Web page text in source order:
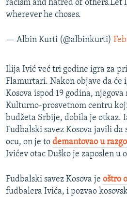
racism and hatred of others.Let
wherever he choses.
— Albin Kurti (@albinkurti)
Ilija Ivić već tri godine igra za
Flamurtari. Nakon objave da će
Kosova ispod 19 godina,
Kulturno-prosvetnom centru
budžeta Srbije, dobila je otkaz.
Fudbalski savez Kosova javili da
ocu, on je to demantovao u
Ivićev otac Duško je zaposlen u
Fudbalski savez Kosova je oštro
fudbalera Ivića, i pozvao